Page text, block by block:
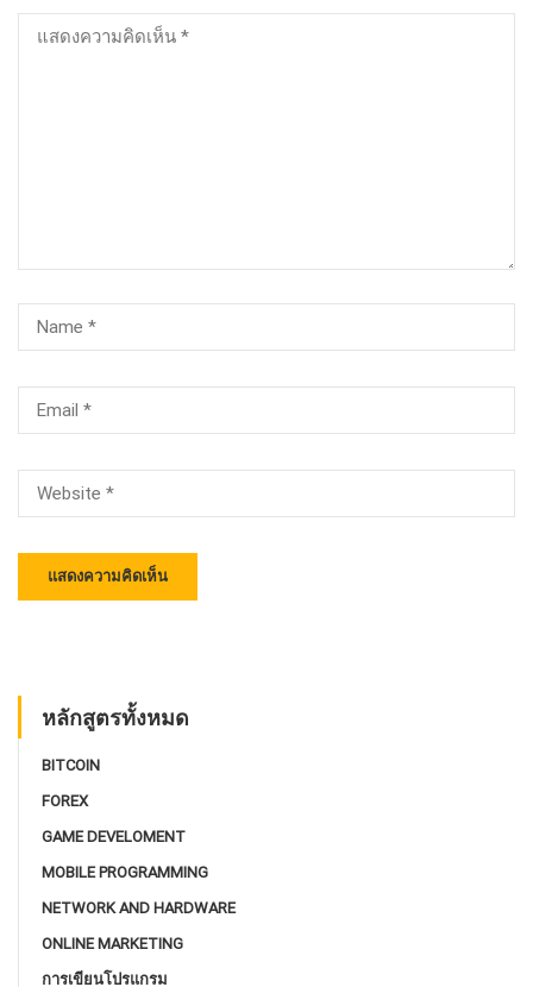
หลักสูตรทั้งหมด
BITCOIN
FOREX
GAME DEVELOMENT
MOBILE PROGRAMMING
NETWORK AND HARDWARE
ONLINE MARKETING
การเขียนโปรแกรม